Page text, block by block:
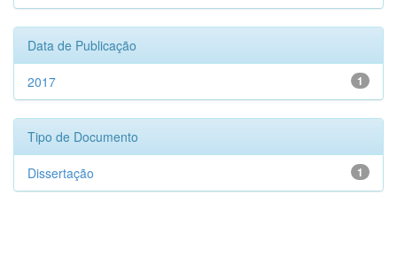
Data de Publicação
1
2017
Tipo de Documento
1
Dissertação